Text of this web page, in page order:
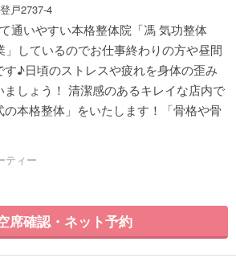
戸2737-4
通いやすい本格整体院「馮 気功整体
しているのでお仕事終わりの方や昼間
♪日頃のストレスや疲れを身体の歪み
ましょう！ 清潔感のあるキレイな店内で
本格整体」をいたします！「骨格や骨
ティー
席確認・ネット予約